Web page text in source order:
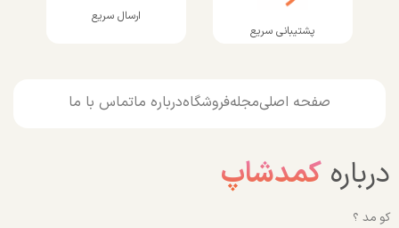
پشتیبانی سریع
ارسال سریع
صفحه اصلیمجلهفروشگاهدرباره ماتماس با ما
درباره کمدشاپ
کو مد ؟